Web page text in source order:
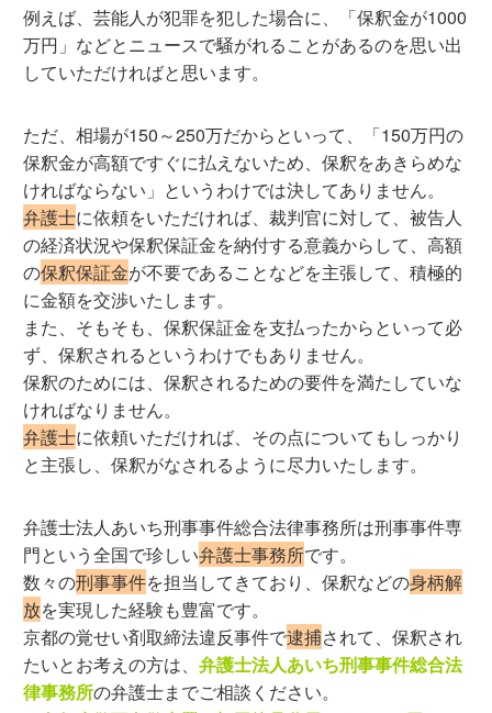
例えば、芸能人が犯罪を犯した場合に、「保釈金が1000
万円」などとニュースで騒がれることがあるのを思い出
していただければと思います。
ただ、相場が150～250万だからといって、「150万円の
保釈金が高額ですぐに払えないため、保釈をあきらめな
ければならない」というわけでは決してありません。
弁護士に依頼をいただければ、裁判官に対して、被告人
の経済状況や保釈保証金を納付する意義からして、高額
の保釈保証金が不要であることなどを主張して、積極的
に金額を交渉いたします。
また、そもそも、保釈保証金を支払ったからといって必
ず、保釈されるというわけでもありません。
保釈のためには、保釈されるための要件を満たしていな
ければなりません。
弁護士に依頼いただければ、その点についてもしっかり
と主張し、保釈がなされるように尽力いたします。
弁護士法人あいち刑事事件総合法律事務所は刑事事件専
門という全国で珍しい弁護士事務所です。
数々の刑事事件を担当してきており、保釈などの身柄解
放を実現した経験も豊富です。
京都の覚せい剤取締法違反事件で逮捕されて、保釈され
たいとお考えの方は、弁護士法人あいち刑事事件総合法
律事務所の弁護士までご相談ください。